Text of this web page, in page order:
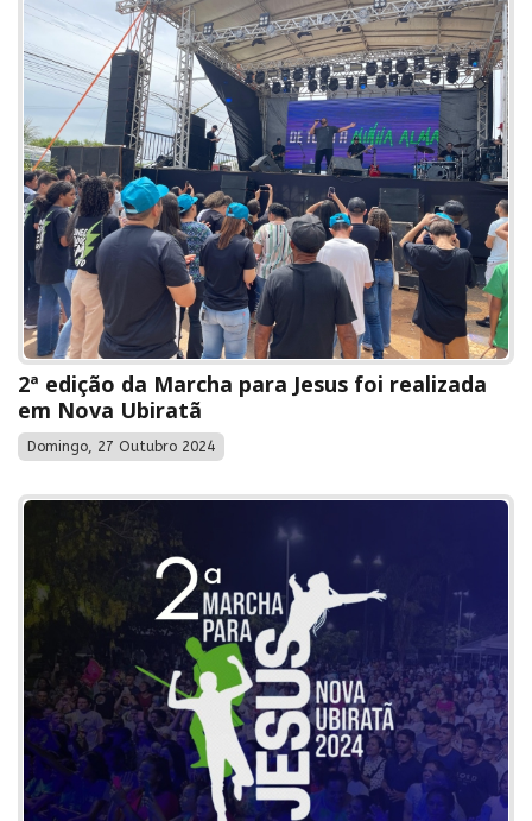
2ª edição da Marcha para Jesus foi realizada
em Nova Ubiratã
Domingo, 27 Outubro 2024